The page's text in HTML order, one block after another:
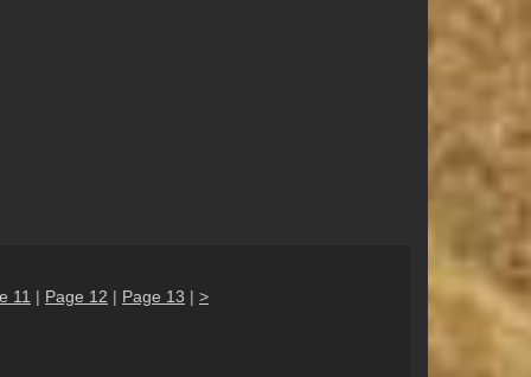
11 | Page 12 | Page 13 | >